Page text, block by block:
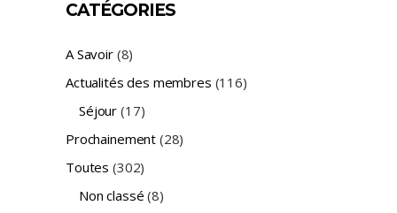
CATÉGORIES
A Savoir(8)
Actualités des membres (116)
Séjour (17)
Prochainement (28)
Toutes (302)
Non classé (8)